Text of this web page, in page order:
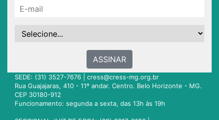
ASSINAR
SEDE: (31) 3527-7676 | cress@cress-mg.org.br
Rua Guajajaras, 410 - 11º andar. Centro. Belo Horizonte - MG.
CEP 30180-912
Funcionamento: segunda a sexta, das 13h às 19h